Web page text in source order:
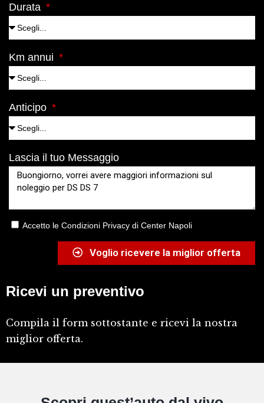
Durata
Km annui
Anticipo
Lascia il tuo Messaggio
Accetto le Condizioni Privacy di Center Napoli
Voglio ricevere la miglior offerta
Ricevi un preventivo
Compila il form sottostante e ricevi la nostra
miglior offerta.